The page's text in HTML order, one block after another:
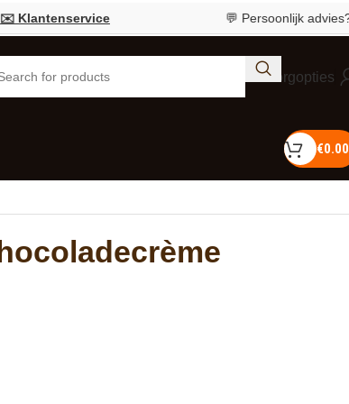
💬 Persoonlijk advies?Bel
Bezorgopties
€0.00